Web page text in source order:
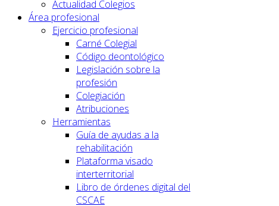
Actualidad Colegios
Área profesional
Ejercicio profesional
Carné Colegial
Código deontológico
Legislación sobre la
profesión
Colegiación
Atribuciones
Herramientas
Guía de ayudas a la
rehabilitación
Plataforma visado
interterritorial
Libro de órdenes digital del
CSCAE